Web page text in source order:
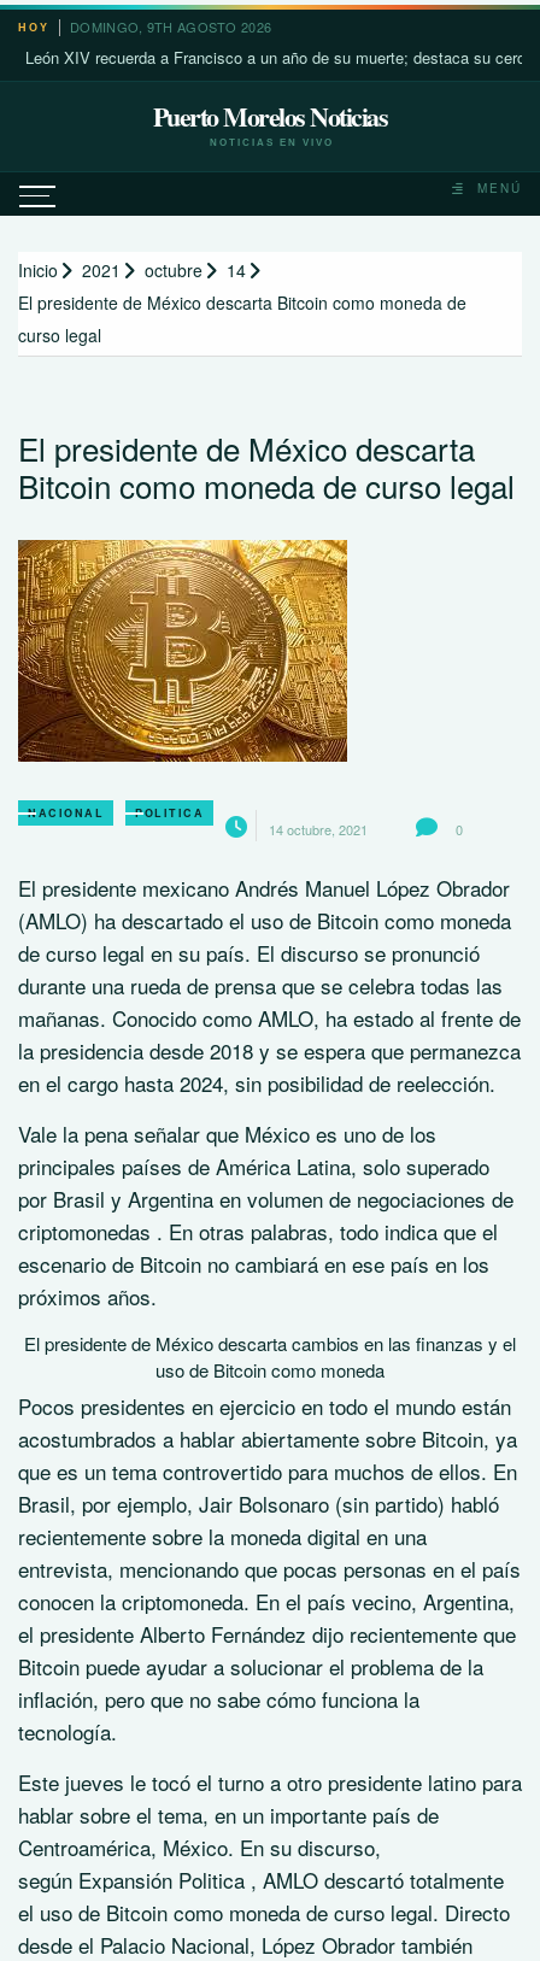
Saltar
contenido
HOY DOMINGO, 9TH AGOSTO 2026
XIV recuerda a Francisco a un año de su muerte; destaca su cercanía
Puerto Morelos Noticias
NOTICIAS EN VIVO
MENÚ
Inicio 2021 octubre
14
El presidente de México descarta Bitcoin como moneda de
curso legal
El presidente de México descarta
Bitcoin como moneda de curso legal
NACIONAL POLITICA
14 octubre, 2021 0
El presidente mexicano Andrés Manuel López Obrador
(AMLO) ha descartado el uso de Bitcoin como moneda
de curso legal en su país. El discurso se pronunció
durante una rueda de prensa que se celebra todas las
mañanas. Conocido como AMLO, ha estado al frente de
la presidencia desde 2018 y se espera que permanezca
en el cargo hasta 2024, sin posibilidad de reelección.
Vale la pena señalar que México es uno de los
principales países de América Latina, solo superado
por Brasil y Argentina en volumen de negociaciones de
criptomonedas . En otras palabras, todo indica que el
escenario de Bitcoin no cambiará en ese país en los
próximos años.
El presidente de México descarta cambios en las finanzas y el
uso de Bitcoin como moneda
Pocos presidentes en ejercicio en todo el mundo están
acostumbrados a hablar abiertamente sobre Bitcoin, ya
que es un tema controvertido para muchos de ellos. En
Brasil, por ejemplo, Jair Bolsonaro (sin partido) habló
recientemente sobre la moneda digital en una
entrevista, mencionando que pocas personas en el país
conocen la criptomoneda. En el país vecino, Argentina,
el presidente Alberto Fernández dijo recientemente que
Bitcoin puede ayudar a solucionar el problema de la
inflación, pero que no sabe cómo funciona la
tecnología.
Este jueves le tocó el turno a otro presidente latino para
hablar sobre el tema, en un importante país de
Centroamérica, México. En su discurso,
según Expansión Politica , AMLO descartó totalmente
el uso de Bitcoin como moneda de curso legal. Directo
desde el Palacio Nacional, López Obrador también